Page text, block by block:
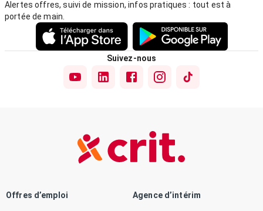
Alertes offres, suivi de mission, infos pratiques : tout est à
portée de main.
Suivez-nous
Offres d’emploi Agence d’intérim